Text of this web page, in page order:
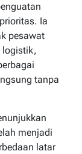
Ia
pesawat
logistik,
tanpa
menjadi
latar